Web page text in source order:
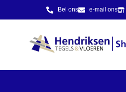
Bel ons e-mail ons